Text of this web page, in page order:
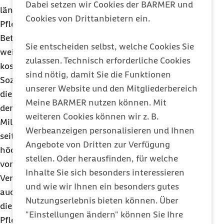
Dabei setzen wir Cookies der BARMER und
Cookies von Drittanbietern ein.
Sie entscheiden selbst, welche Cookies Sie
zulassen. Technisch erforderliche Cookies
sind nötig, damit Sie die Funktionen
unserer Website und den Mitgliederbereich
Meine BARMER nutzen können. Mit
weiteren Cookies können wir z. B.
Werbeanzeigen personalisieren und Ihnen
Angebote von Dritten zur Verfügung
stellen. Oder herausfinden, für welche
Inhalte Sie sich besonders interessieren
und wie wir Ihnen ein besonders gutes
Nutzungserlebnis bieten können. Über
"Einstellungen ändern" können Sie Ihre
längeren Pflegezeiten und immer mehr
Pflegebedürftigen. Auch die Eigenanteile der
Betroffenen für die stationäre Pflege steigen
weiter an, obwohl die Politik bereits
kostendämpfende Maßnahmen zulasten der
Sozialen Pflegeversicherung ergriffen hat. Allein in
diesem Jahr kosten die gestaffelten Zuschläge zu
den Eigenanteilen die Pflegekassen rund sechs
Milliarden Euro. Gleichwohl sind die Eigenanteile
seit dem Jahr 2022 wieder deutlich gestiegen. Den
höchsten Zuwachs gab es hierbei mit einem Plus
von 8,3 Prozent im vierten Quartal 2022. „Die
Versicherten könnten bei den Eigenanteilen aber
auch entlastet werden, indem die Bundesländer
die Investitionskosten für die Infrastruktur der
Pflegeheime stärker übernehmen würden“, sagt